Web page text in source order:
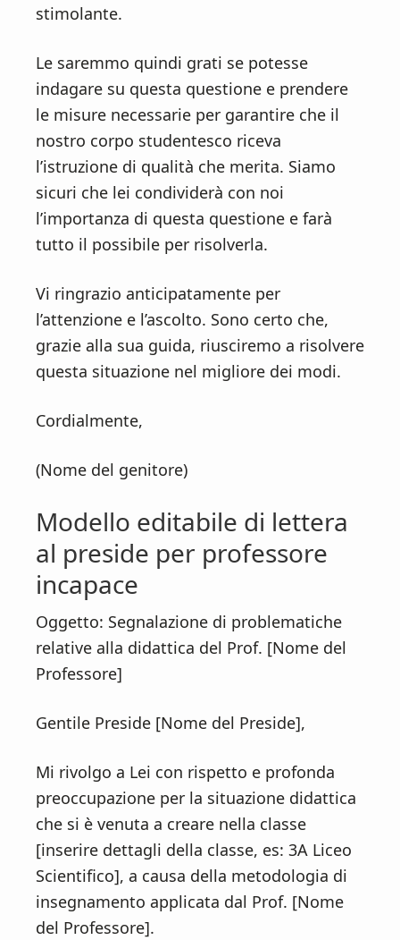
stimolante.
Le saremmo quindi grati se potesse
indagare su questa questione e prendere
le misure necessarie per garantire che il
nostro corpo studentesco riceva
l’istruzione di qualità che merita. Siamo
sicuri che lei condividerà con noi
l’importanza di questa questione e farà
tutto il possibile per risolverla.
Vi ringrazio anticipatamente per
l’attenzione e l’ascolto. Sono certo che,
grazie alla sua guida, riusciremo a risolvere
questa situazione nel migliore dei modi.
Cordialmente,
(Nome del genitore)
Modello editabile di lettera
al preside per professore
incapace
Oggetto: Segnalazione di problematiche
relative alla didattica del Prof. [Nome del
Professore]
Gentile Preside [Nome del Preside],
Mi rivolgo a Lei con rispetto e profonda
preoccupazione per la situazione didattica
che si è venuta a creare nella classe
[inserire dettagli della classe, es: 3A Liceo
Scientifico], a causa della metodologia di
insegnamento applicata dal Prof. [Nome
del Professore].